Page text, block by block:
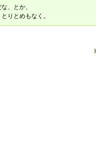
、とか、
りとめもなく。